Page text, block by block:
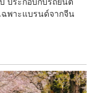
ฉพาะแบรนด์จากจีน